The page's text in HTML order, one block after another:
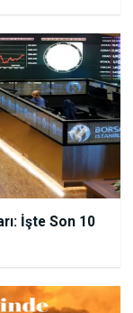
İşte Son 10